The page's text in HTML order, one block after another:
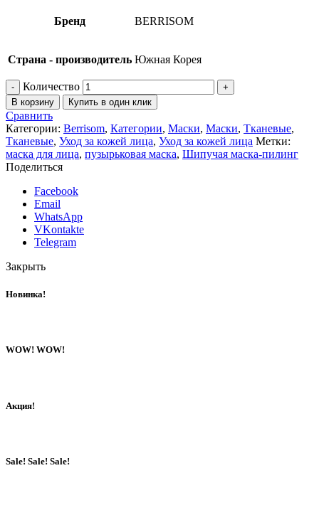
Бренд BERRISOM
Страна - производитель Южная Корея
Количество
В корзину Купить в один клик
Сравнить
Категории: Berrisom, Категории, Маски, Маски, Тканевые,
Тканевые, Уход за кожей лица, Уход за кожей лица Метки:
маска для лица, пузырьковая маска, Шипучая маска-пилинг
Поделиться
Facebook
Email
WhatsApp
VKontakte
Telegram
Закрыть
Новинка!
WOW! WOW!
Акция!
Sale! Sale! Sale!